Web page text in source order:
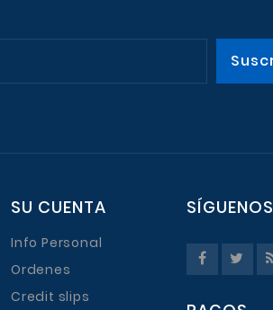
SU CUENTA
Info Personal
Ordenes
Credit slips
SÍGUENOS